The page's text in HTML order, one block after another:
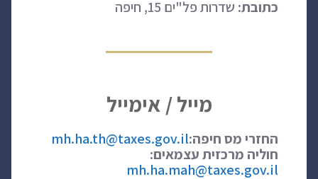
כתובת: שדרות פל"ים 15, חיפה
מייל / אימייל
החזרי מס חיפה:mh.ha.th@taxes.gov.il
חוליה מרכזית עצמאים:
mh.ha.mah@taxes.gov.il